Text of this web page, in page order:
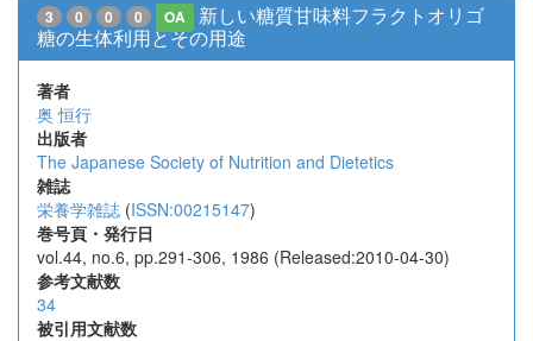
3 0 0 0 OA
新しい糖質甘味料フラクトオリゴ
糖の生体利用とその用途
著者
奥 恒行
出版者
The Japanese Society of Nutrition and Dietetics
雑誌
栄養学雑誌 (ISSN:00215147)
巻号頁・発行日
vol.44, no.6, pp.291-306, 1986 (Released:2010-04-30)
参考文献数
34
被引用文献数